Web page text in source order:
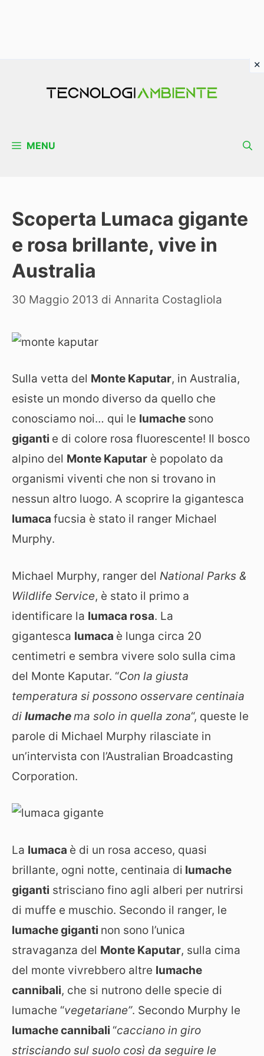
MENU
Scoperta Lumaca gigante
e rosa brillante, vive in
Australia
30 Maggio 2013 di Annarita Costagliola
Sulla vetta del Monte Kaputar, in Australia,
esiste un mondo diverso da quello che
conosciamo noi… qui le lumache sono
giganti e di colore rosa fluorescente! Il bosco
alpino del Monte Kaputar è popolato da
organismi viventi che non si trovano in
nessun altro luogo. A scoprire la gigantesca
lumaca fucsia è stato il ranger Michael
Murphy.
Michael Murphy, ranger del National Parks &
Wildlife Service, è stato il primo a
identificare la lumaca rosa. La
gigantesca lumaca è lunga circa 20
centimetri e sembra vivere solo sulla cima
del Monte Kaputar. “Con la giusta
temperatura si possono osservare centinaia
di lumachema solo in quella zona“, queste le
parole di Michael Murphy rilasciate in
un’intervista con l’Australian Broadcasting
Corporation.
La lumaca è di un rosa acceso, quasi
brillante, ogni notte, centinaia di lumache
giganti strisciano fino agli alberi per nutrirsi
di muffe e muschio. Secondo il ranger, le
lumache giganti non sono l’unica
stravaganza del Monte Kaputar, sulla cima
del monte vivrebbero altre lumache
cannibali, che si nutrono delle specie di
lumache “vegetariane”. Secondo Murphy le
lumache cannibali “cacciano in giro
strisciando sul suolo così da seguire le